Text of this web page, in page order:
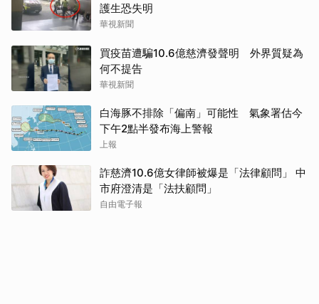
護生恐失明
華視新聞
買疫苗遭騙10.6億慈濟發聲明 外界質疑為
何不提告
華視新聞
白海豚不排除「偏南」可能性 氣象署估今
下午2點半發布海上警報
上報
詐慈濟10.6億女律師被爆是「法律顧問」 中
市府澄清是「法扶顧問」
自由電子報